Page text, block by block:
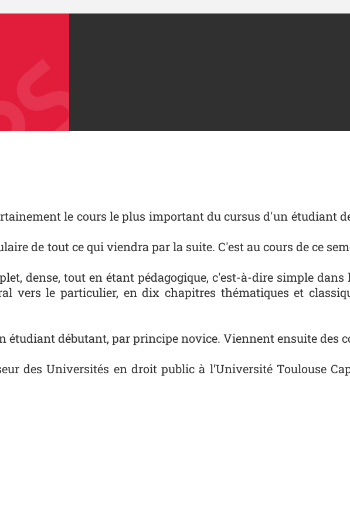
le cours le plus important du cursus d'un étudiant
de tout ce qui viendra par la suite. C'est au cours de ce
dense, tout en étant pédagogique, c'est-à-dire simple
vers le particulier, en dix chapitres thématiques et
étudiant débutant, par principe novice. Viennent ensuite des
des Universités en droit public à l’Université Toulouse